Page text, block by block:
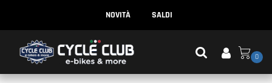
NOVITÀ SALDI
0